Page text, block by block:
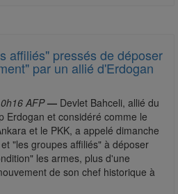
affiliés" pressés de déposer
par un allié d'Erdogan
AFP — Devlet Bahceli, allié du
Erdogan et considéré comme le
et le PKK, a appelé dimanche
"les groupes affiliés" à déposer
les armes, plus d'une
de son chef historique à